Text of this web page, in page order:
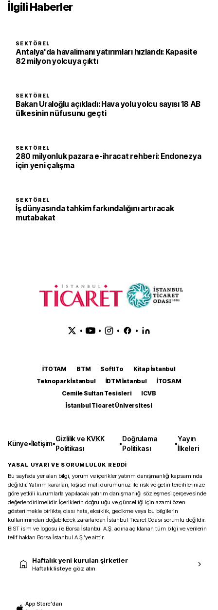
İlgili Haberler
SEKTÖREL
Antalya'da havalimanı yatırımları hızlandı: Kapasite
82 milyon yolcuya çıktı
SEKTÖREL
Bakan Uraloğlu açıkladı: Hava yolu yolcu sayısı 18 AB
ülkesinin nüfusunu geçti
SEKTÖREL
280 milyonluk pazara e-ihracat rehberi: Endonezya
için yeni çalışma
SEKTÖREL
İş dünyasında tahkim farkındalığını artıracak
mutabakat
• • • •
İTOTAM BTM SoftITo
Kitap İstanbul
Teknopark İstanbul
İDTM İstanbul
İTOSAM
Cemile Sultan Tesisleri
ICVB
İstanbul Ticaret Üniversitesi
Künye•İletişim•
Gizlilik ve KVKK
Politikası
•
Doğrulama
Politikası
•
Yayın
İlkeleri
YASAL UYARI VE SORUMLULUK REDDİ
Bu sayfada yer alan bilgi, yorum ve içerikler yatırım danışmanlığı kapsamında
değildir. Yatırım kararları, kişisel mali durumunuz ile risk ve getiri tercihlerinize
göre yetkili kurumlarla yapılacak yatırım danışmanlığı sözleşmesi çerçevesinde
değerlendirilmelidir. İçeriklerin doğruluğu ve güncelliği için azami özen
gösterilmekle birlikte, olası hata, eksiklik, gecikme veya bu bilgilerin
kullanımından doğabilecek zararlardan İstanbul Ticaret Odası sorumlu değildir.
BIST isim ve logosu ile Borsa İstanbul A.Ş. adına açıklanan tüm bilgi ve verilerin
telif hakları Borsa İstanbul A.Ş.’ye aittir.
Haftalık yeni kurulan şirketler
Haftalık listeye göz atın
App Store'dan